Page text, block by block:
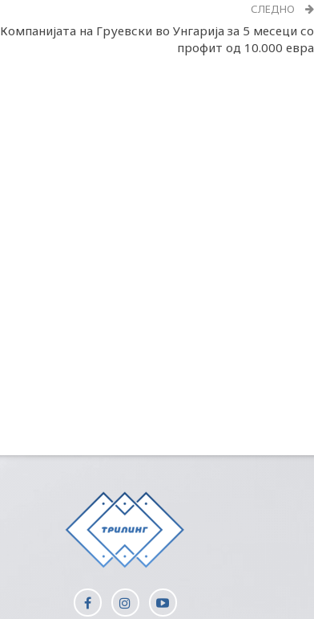
СЛЕДНО
Компанијата на Груевски во Унгарија за 5 месеци со
профит од 10.000 евра